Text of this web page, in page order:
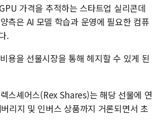
가격을 추적하는 스타트업 실리콘데
측은 AI 모델 학습과 운영에 필요한 컴퓨
.
용을 선물시장을 통해 헤지할 수 있게 된
스셰어스(Rex Shares)는 해당 선물에 연
리지 및 인버스 상품까지 거론되면서 초